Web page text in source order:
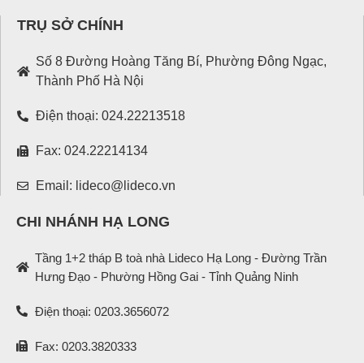
TRỤ SỞ CHÍNH
Số 8 Đường Hoàng Tăng Bí, Phường Đông Ngạc,
Thành Phố Hà Nội
Điện thoại: 024.22213518
Fax: 024.22214134
Email: lideco@lideco.vn
CHI NHÁNH HẠ LONG
Tầng 1+2 tháp B toà nhà Lideco Hạ Long - Đường Trần
Hưng Đạo - Phường Hồng Gai - Tỉnh Quảng Ninh
Điện thoại: 0203.3656072
Fax: 0203.3820333